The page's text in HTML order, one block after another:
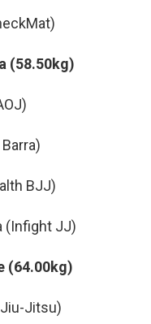
(58.50kg)
BJJ)
(Infight JJ)
(64.00kg)
Jiu-Jitsu)